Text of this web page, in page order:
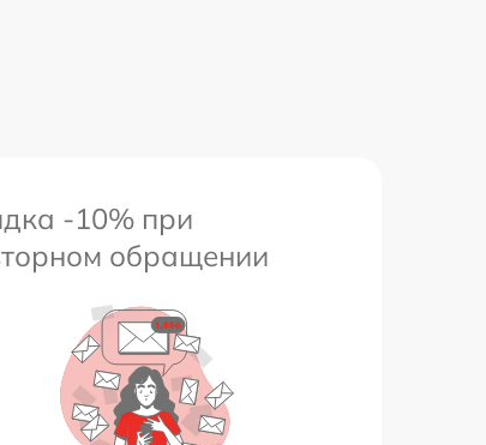
-10% при
обращении